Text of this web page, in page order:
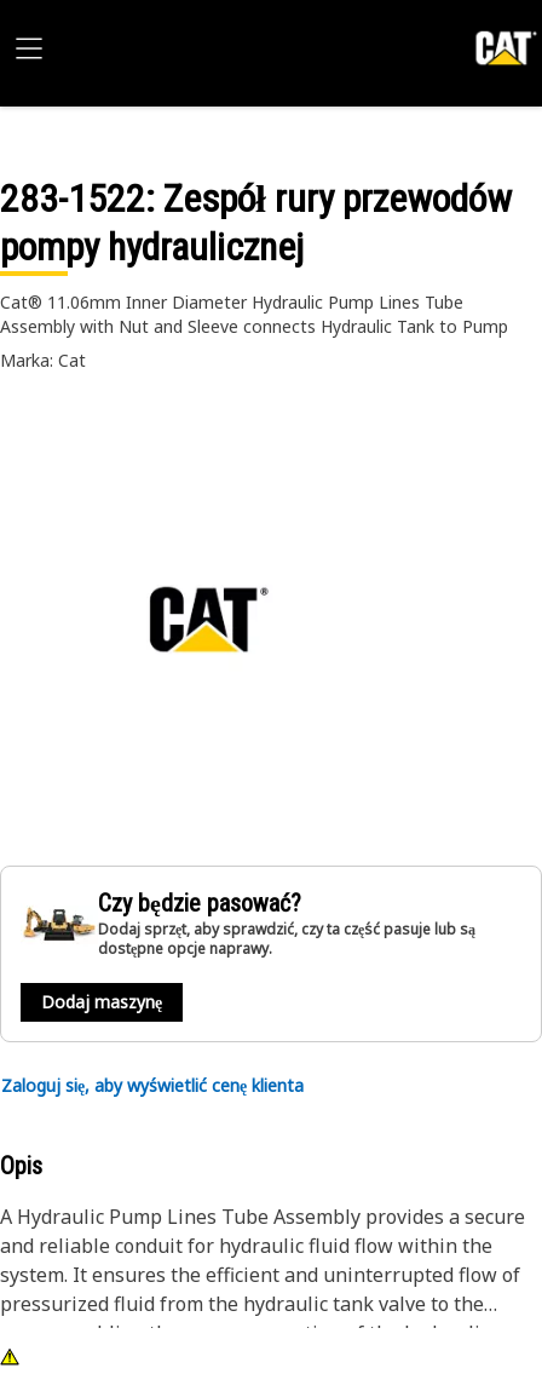
283-1522: Zespół rury przewodów
pompy hydraulicznej
Cat® 11.06mm Inner Diameter Hydraulic Pump Lines Tube
Assembly with Nut and Sleeve connects Hydraulic Tank to Pump
Marka: Cat
Czy będzie pasować?
Dodaj sprzęt, aby sprawdzić, czy ta część pasuje lub są
dostępne opcje naprawy.
Dodaj maszynę
Zaloguj się, aby wyświetlić cenę klienta
Opis
A Hydraulic Pump Lines Tube Assembly provides a secure
and reliable conduit for hydraulic fluid flow within the
system. It ensures the efficient and uninterrupted flow of
pressurized fluid from the hydraulic tank valve to the
pump, enabling the proper operation of the hydraulic
machine and equipment.